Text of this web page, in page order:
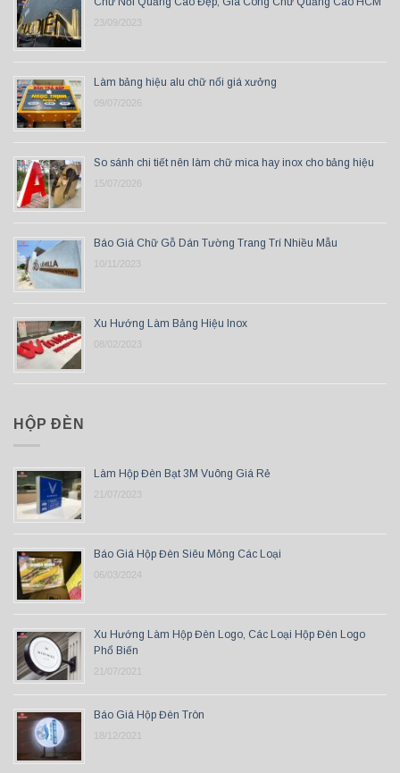
23/09/2023
Làm bảng hiệu alu chữ nổi giá xưởng
09/07/2026
So sánh chi tiết nên làm chữ mica hay inox cho bảng hiệu
15/07/2026
Báo Giá Chữ Gỗ Dán Tường Trang Trí Nhiều Mẫu
10/11/2023
Xu Hướng Làm Bảng Hiệu Inox
08/02/2023
HỘP ĐÈN
Làm Hộp Đèn Bạt 3M Vuông Giá Rẻ
21/07/2023
Báo Giá Hộp Đèn Siêu Mỏng Các Loại
06/03/2024
Xu Hướng Làm Hộp Đèn Logo, Các Loại Hộp Đèn Logo
Phổ Biến
21/07/2021
Báo Giá Hộp Đèn Tròn
18/12/2021